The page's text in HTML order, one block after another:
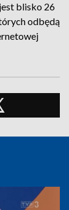
blisko 26
odbędą